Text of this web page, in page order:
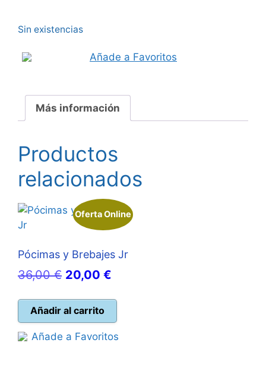
Sin existencias
Añade a Favoritos
Más información
Productos
relacionados
Oferta Online
Pócimas y Brebajes Jr
36,00€ El
original
20,00 €
Añadir al carrito
Añade a Favoritos